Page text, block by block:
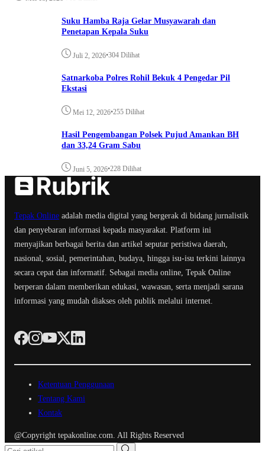
Suku Hamba Raja Gelar Musyawarah dan
Penetapan Kepala Suku
Juli 2, 2026•304 Dilihat
Satnarkoba Polres Rohil Bekuk 4 Pengedar Pil
Ekstasi
Mei 12, 2026•255 Dilihat
Hasil Pengembangan Polsek Pujud Amankan BH
dan 33,24 Gram Sabu
Juni 5, 2026•228 Dilihat
Tepak Online adalah media digital yang bergerak di bidang jurnalistik
dan penyebaran informasi kepada masyarakat. Platform ini
menyajikan berbagai berita dan artikel seputar peristiwa daerah,
nasional, sosial, pemerintahan, budaya, hingga isu-isu terkini lainnya
secara cepat dan informatif. Sebagai media online, Tepak Online
berperan dalam memberikan edukasi, wawasan, serta menjadi sarana
informasi yang mudah diakses oleh publik melalui internet.
Ketentuan Penggunaan
Tentang Kami
Kontak
@Copyright tepakonline.com. All Rights Reserved